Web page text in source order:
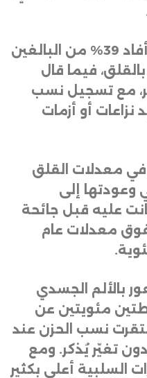
وبحسب نتائج عام 2024، أفاد 39% من البالغين
فيما قال
مع تسجيل نسب
أو أزمات
معدلات القلق
وعودتها إلى
عليه قبل جائحة
تفوق معدلات عام
.
بالألم الجسدي
نقطتين مئويتين عن
نسب الحزن عند
عند 22% دون تغيّر يُذكر. ومع
السلبية أعلى بكثير